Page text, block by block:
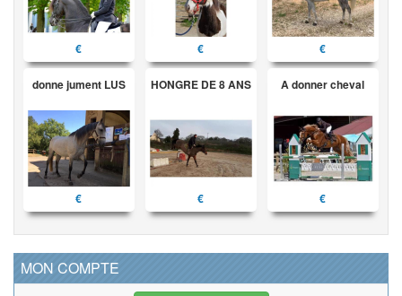
€ € €
donne jument LUS
€
HONGRE DE 8 ANS
€
A donner cheval
€
MON COMPTE